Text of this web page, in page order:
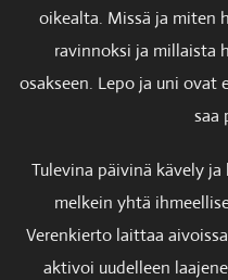
oikealta. Missä ja miten
ravinnoksi ja millaista
osakseen. Lepo ja uni
saa
Tulevina päivinä kävely
melkein yhtä
Verenkierto laittaa
aktivoi uudelleen